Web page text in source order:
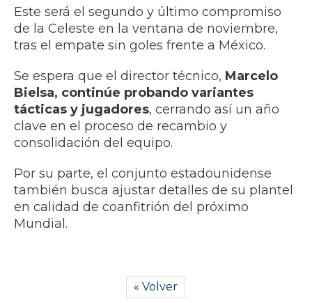
​Este será el segundo y último compromiso
de la Celeste en la ventana de noviembre,
tras el empate sin goles frente a México.
Se espera que el director técnico, Marcelo
Bielsa, continúe probando variantes
tácticas y jugadores, cerrando así un año
clave en el proceso de recambio y
consolidación del equipo.
Por su parte, el conjunto estadounidense
también busca ajustar detalles de su plantel
en calidad de coanfitrión del próximo
Mundial.
« Volver